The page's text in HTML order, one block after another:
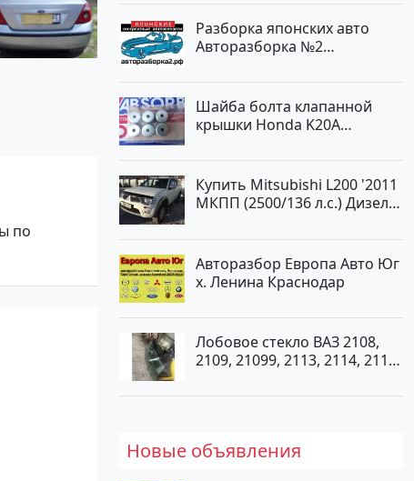
по
Разборка японских авто
Авторазборка №2
Шайба болта клапанной
крышки Honda K20A
Купить Mitsubishi L200 '2011
МКПП (2500/136 л.с.) Дизель
цвет белый Пикап по цене
1000000 рублей, объявление
№562 на сайте Авторынок23
Авторазбор Европа Авто Юг
х. Ленина Краснодар
Лобовое стекло ВАЗ 2108,
2109, 21099, 2113, 2114, 2115
Новые объявления